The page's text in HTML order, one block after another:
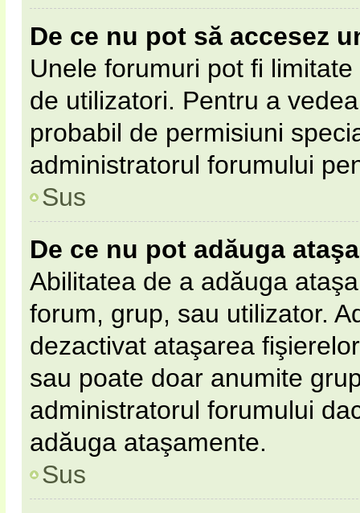
De ce nu pot să accesez
Unele forumuri pot fi
de utilizatori. Pentru a
probabil de permisiuni
administratorul forumului
Sus
De ce nu pot adăuga
Abilitatea de a adăuga
forum, grup, sau utilizator.
dezactivat ataşarea
sau poate doar anumite
administratorul forumului
adăuga ataşamente.
Sus